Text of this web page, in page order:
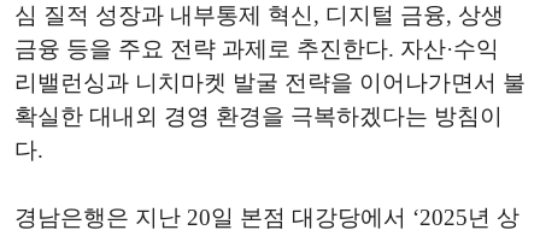
심 질적 성장과 내부통제 혁신, 디지털 금융, 상생
금융 등을 주요 전략 과제로 추진한다. 자산·수익
리밸런싱과 니치마켓 발굴 전략을 이어나가면서 불
확실한 대내외 경영 환경을 극복하겠다는 방침이
다.
경남은행은 지난 20일 본점 대강당에서 ‘2025년 상